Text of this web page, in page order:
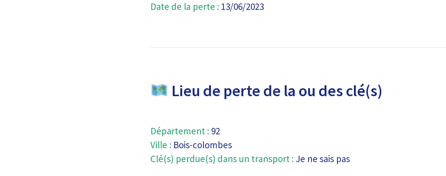
Date de la perte : 13/06/2023
Lieu de perte de la ou des clé(s)
Département : 92
Ville : Bois-colombes
Clé(s) perdue(s) dans un transport : Je ne sais pas